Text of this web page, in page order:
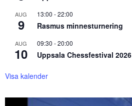
AUG
9
13:00 -22:00
Rasmus minnesturnering
AUG
10
09:30 -20:00
Uppsala Chessfestival 2026
Visa kalender